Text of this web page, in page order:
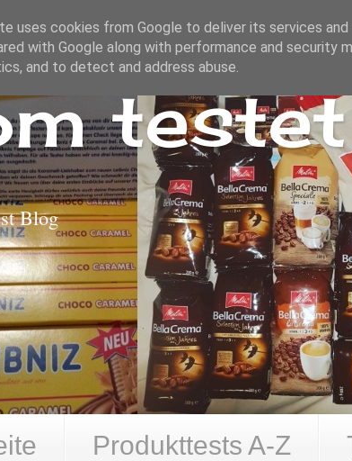
testet
Blog
Produkttests A-Z
uses cookies from Google to deliver its services
with Google along with performance and security
and to detect and address abuse.